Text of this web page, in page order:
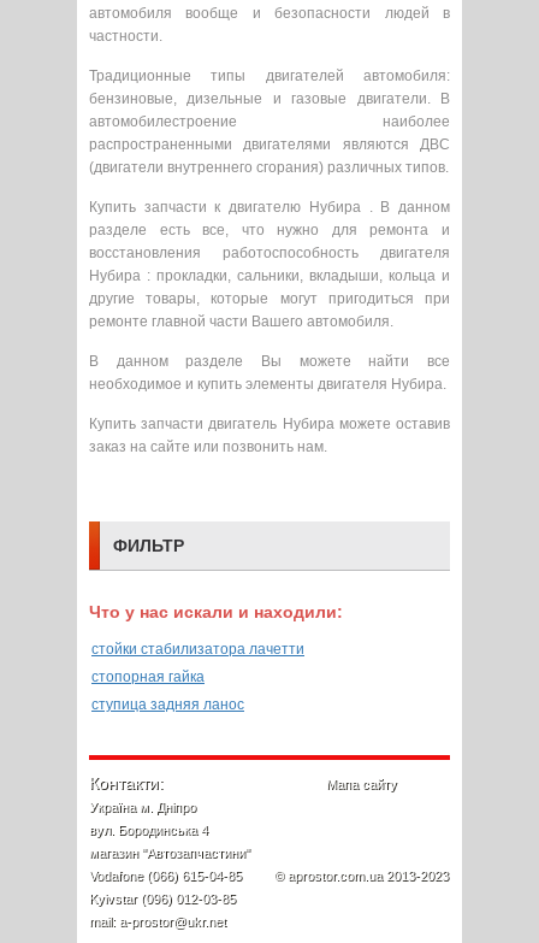
автомобиля вообще и безопасности людей в
частности.
Традиционные типы двигателей автомобиля:
бензиновые, дизельные и газовые двигатели. В
автомобилестроение наиболее
распространенными двигателями являются ДВС
(двигатели внутреннего сгорания) различных типов.
Купить запчасти к двигателю Нубира . В данном
разделе есть все, что нужно для ремонта и
восстановления работоспособность двигателя
Нубира : прокладки, сальники, вкладыши, кольца и
другие товары, которые могут пригодиться при
ремонте главной части Вашего автомобиля.
В данном разделе Вы можете найти все
необходимое и купить элементы двигателя Нубира.
Купить запчасти двигатель Нубира можете оставив
заказ на сайте или позвонить нам.
ФИЛЬТР
Что у нас искали и находили:
стойки стабилизатора лачетти
стопорная гайка
ступица задняя ланос
Контакти:
Україна м. Дніпро
вул. Бородинська 4
магазин "Автозапчастини"
Vodafone (066) 615-04-85
Kyivstar (096) 012-03-85
mail: a-prostor@ukr.net
Мапа сайту
© aprostor.com.ua 2013-2023